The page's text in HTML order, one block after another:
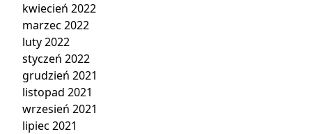
kwiecień 2022
marzec 2022
luty 2022
styczeń 2022
grudzień 2021
listopad 2021
wrzesień 2021
lipiec 2021